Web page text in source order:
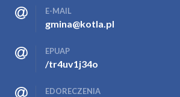
E-MAIL
gmina@kotla.pl
EPUAP
/tr4uv1j34o
EDORECZENIA